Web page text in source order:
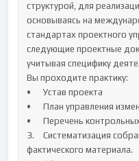
структурой, для
основываясь на
стандартах проектного
следующие проектные
учитывая специфику
Вы проходите практику:
•	Устав проекта
•	План управления изменениями проекта
•	Перечень контрольных событий
3.	Систематизация собранного нормативного и
фактического материала.